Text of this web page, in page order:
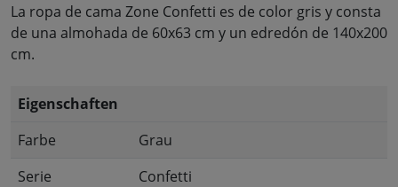
La ropa de cama Zone Confetti es de color gris y consta
de una almohada de 60x63 cm y un edredón de 140x200
cm.
Eigenschaften
Farbe
Grau
Serie
Confetti